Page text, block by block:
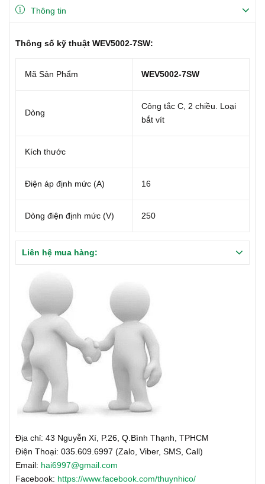
Thông tin
Thông số kỹ thuật WEV5002‑7SW:
Mã Sản Phẩm WEV5002‑7SW
Dòng
Công tắc C, 2 chiều. Loại
bắt vít
Kích thước
Điện áp định mức (A) 16
Dòng điện định mức (V) 250
Liên hệ mua hàng:
Địa chỉ: 43 Nguyễn Xí, P.26, Q.Bình Thạnh, TPHCM
Điện Thoại: 035.609.6997 (Zalo, Viber, SMS, Call)
Email: hai6997@gmail.com
Facebook: https://www.facebook.com/thuynhico/